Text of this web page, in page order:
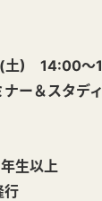
土) 14:00～
ー＆スタディ
生以上
行